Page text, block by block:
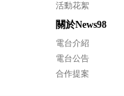
活動花絮
關於News98
電台介紹
電台公告
合作提案